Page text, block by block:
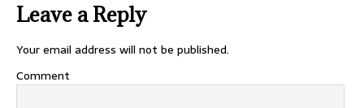
Leave a Reply
Your email address will not be published.
Comment